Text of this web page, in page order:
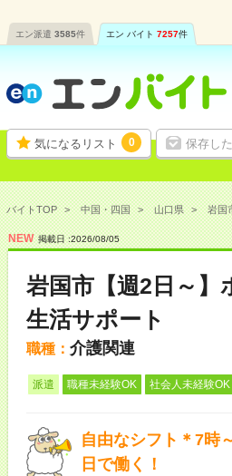
エン派遣 3585件 エン バイト 7257件
気になるリスト 0 保存し
バイトTOP 中国・四国 山口県 岩国
NEW 掲載日 :2026/08/05
岩国市【週2日～
生活サポート
職種： 介護関連
派遣 職種未経験OK 社会人未経験OK
自由なシフト＊7時
日で働く！